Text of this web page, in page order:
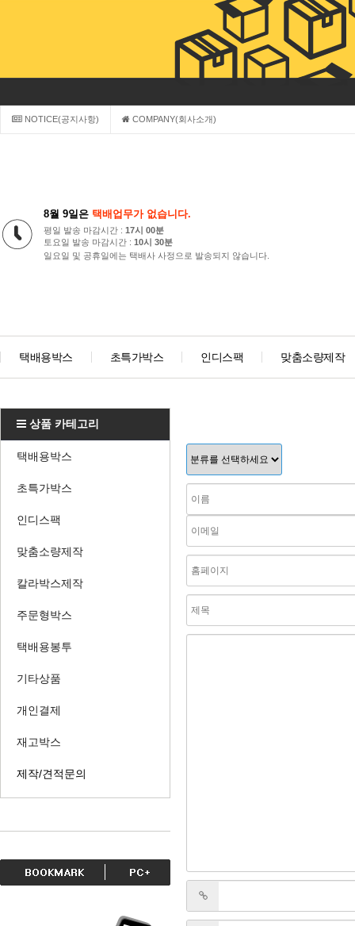
NOTICE(공지사항) COMPANY(회사소개)
8월 9일은 택배업무가 없습니다.
평일 발송 마감시간 : 17시 00분
토요일 발송 마감시간 : 10시 30분
일요일 및 공휴일에는 택배사 사정으로 발송되지 않습니다.
택배용박스 초특가박스 인디스팩 맞춤소량제작
상품 카테고리
택배용박스
초특가박스
인디스팩
맞춤소량제작
칼라박스제작
주문형박스
택배용봉투
기타상품
개인결제
재고박스
제작/견적문의